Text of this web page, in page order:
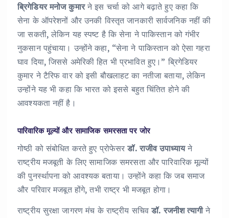
ब्रिगेडियर मनोज कुमारने इस चर्चा को आगे बढ़ाते हुए कहा कि
सेना के ऑपरेशनों और उनकी विस्तृत जानकारी सार्वजनिक नहीं की
जा सकती, लेकिन यह स्पष्ट है कि सेना ने पाकिस्तान को गंभीर
नुकसान पहुंचाया। उन्होंने कहा, “सेना ने पाकिस्तान को ऐसा गहरा
घाव दिया, जिससे अमेरिकी हित भी प्रभावित हुए।” ब्रिगेडियर
कुमार ने टैरिफ वार को इसी बौखलाहट का नतीजा बताया, लेकिन
उन्होंने यह भी कहा कि भारत को इससे बहुत चिंतित होने की
आवश्यकता नहीं है।
पारिवारिक मूल्यों और सामाजिक समरसता पर जोर
गोष्ठी को संबोधित करते हुए प्रोफेसरडॉ. राजीव उपाध्यायने
राष्ट्रीय मजबूती के लिए सामाजिक समरसता और पारिवारिक मूल्यों
की पुनर्स्थापना को आवश्यक बताया। उन्होंने कहा कि जब समाज
और परिवार मजबूत होंगे, तभी राष्ट्र भी मजबूत होगा।
राष्ट्रीय सुरक्षा जागरण मंच के राष्ट्रीय सचिवडॉ. रजनीश त्यागीने